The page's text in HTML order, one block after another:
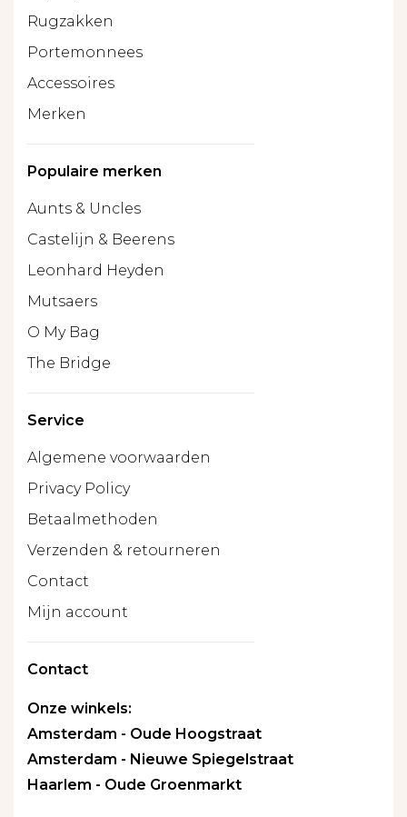
Rugzakken
Portemonnees
Accessoires
Merken
Populaire merken
Aunts & Uncles
Castelijn & Beerens
Leonhard Heyden
Mutsaers
O My Bag
The Bridge
Service
Algemene voorwaarden
Privacy Policy
Betaalmethoden
Verzenden & retourneren
Contact
Mijn account
Contact
Onze winkels:
Amsterdam - Oude Hoogstraat
Amsterdam - Nieuwe Spiegelstraat
Haarlem - Oude Groenmarkt